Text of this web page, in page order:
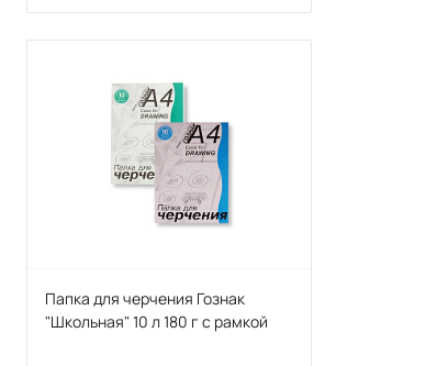
Папка для черчения Гознак
"Школьная" 10 л 180 г с рамкой